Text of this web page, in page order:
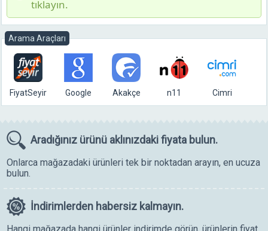
tıklayın.
Arama Araçları
FiyatSeyir Google Akakçe n11 Cimri
Aradığınız ürünü aklınızdaki fiyata bulun.
Onlarca mağazadaki ürünleri tek bir noktadan arayın, en ucuza
bulun.
İndirimlerden habersiz kalmayın.